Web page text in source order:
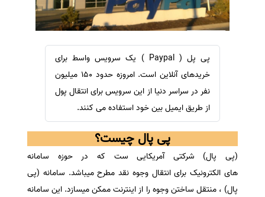
ترجمه عربی به فارسی
مشاهده همه زبان ها
سفارش ویرایش
سفارش پارافریز
سفارش فرمت‌بندی
سفارش کاهش کمیت
سفارش معرفی مجله
سفارش معرفی مقاله
سفارش معرفی کتاب
سفارش چکیده مبسوط
سفارش ترجمه مولتی‌مدیا
سفارش گویندگی
پی پل ( Paypal ) یک سرویس واسط برای
خریدهای آنلاین است. امروزه حدود 150 میلیون
نفر در سراسر دنیا از این سرویس برای انتقال پول
از طریق ایمیل بین خود استفاده می کنند.
پی پال چیست؟
(پی پال) شرکتی آمریکایی ست که در حوزه سامانه
های الکترونیک برای انتقال وجوه نقد مطرح میباشد. سامانه (پی
پال) ، منتقل ساختن وجوه را از اینترنت ممکن میسازد. این سامانه